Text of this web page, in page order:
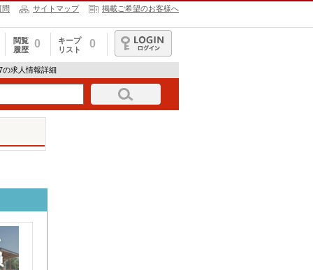
問 サイトマップ 掲載ご希望のお客様へ
閲覧
履歴
0
キープ
リスト
0
ログイン
求人情報詳細